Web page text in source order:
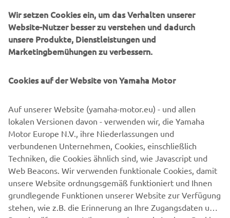
Website-Nutzer besser zu verstehen und dadurch
unsere Produkte, Dienstleistungen und
Marketingbemühungen zu verbessern.
lokalen Versionen davon - verwenden wir, die Yamaha
Motor Europe N.V., ihre Niederlassungen und
verbundenen Unternehmen, Cookies, einschließlich
Techniken, die Cookies ähnlich sind, wie Javascript und
Web Beacons. Wir verwenden funktionale Cookies, damit
unsere Website ordnungsgemäß funktioniert und Ihnen
grundlegende Funktionen unserer Website zur Verfügung
stehen, wie z.B. die Erinnerung an Ihre Zugangsdaten und
Sprachpräferenzen. Wir verwenden auch Analyse-Cookies,